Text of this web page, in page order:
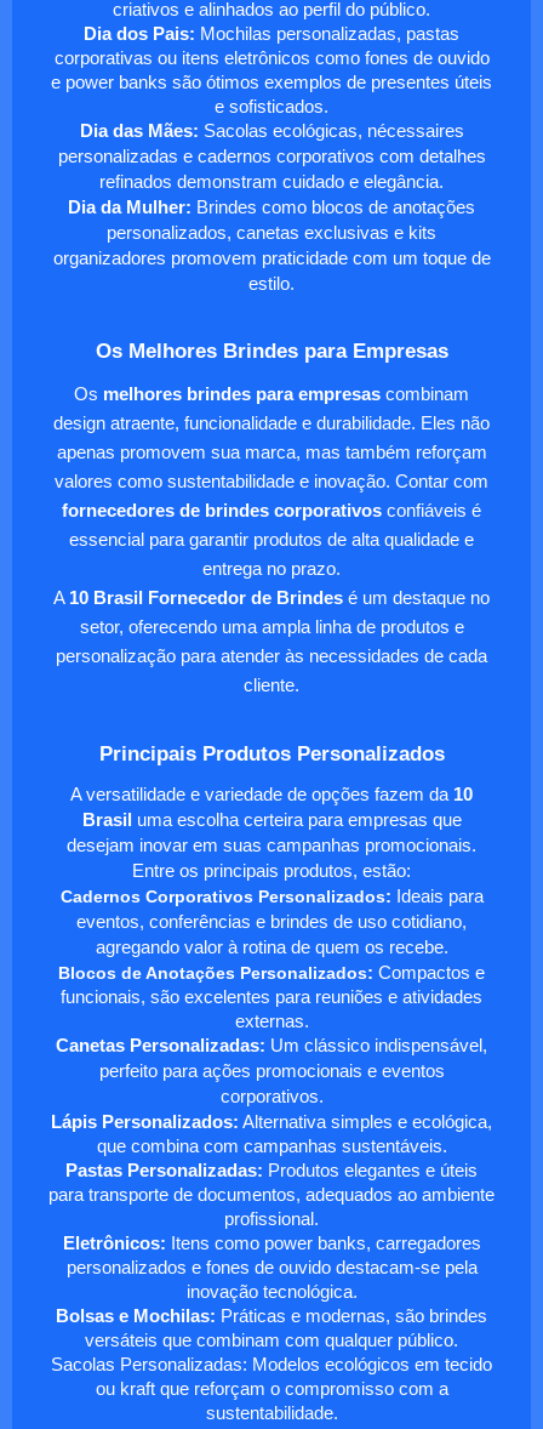
criativos e alinhados ao perfil do público.
Dia dos Pais: Mochilas personalizadas, pastas
corporativas ou itens eletrônicos como fones de ouvido
e power banks são ótimos exemplos de presentes úteis
e sofisticados.
Dia das Mães: Sacolas ecológicas, nécessaires
personalizadas e cadernos corporativos com detalhes
refinados demonstram cuidado e elegância.
Dia da Mulher: Brindes como blocos de anotações
personalizados, canetas exclusivas e kits
organizadores promovem praticidade com um toque de
estilo.
Os Melhores Brindes para Empresas
Os melhores brindes para empresas combinam
design atraente, funcionalidade e durabilidade. Eles não
apenas promovem sua marca, mas também reforçam
valores como sustentabilidade e inovação. Contar com
fornecedores de brindes corporativos confiáveis é
essencial para garantir produtos de alta qualidade e
entrega no prazo.
A 10 Brasil Fornecedor de Brindes é um destaque no
setor, oferecendo uma ampla linha de produtos e
personalização para atender às necessidades de cada
cliente.
Principais Produtos Personalizados
A versatilidade e variedade de opções fazem da 10
Brasil uma escolha certeira para empresas que
desejam inovar em suas campanhas promocionais.
Entre os principais produtos, estão:
Cadernos Corporativos Personalizados: Ideais para
eventos, conferências e brindes de uso cotidiano,
agregando valor à rotina de quem os recebe.
Blocos de Anotações Personalizados: Compactos e
funcionais, são excelentes para reuniões e atividades
externas.
Canetas Personalizadas: Um clássico indispensável,
perfeito para ações promocionais e eventos
corporativos.
Lápis Personalizados: Alternativa simples e ecológica,
que combina com campanhas sustentáveis.
Pastas Personalizadas: Produtos elegantes e úteis
para transporte de documentos, adequados ao ambiente
profissional.
Eletrônicos: Itens como power banks, carregadores
personalizados e fones de ouvido destacam-se pela
inovação tecnológica.
Bolsas e Mochilas: Práticas e modernas, são brindes
versáteis que combinam com qualquer público.
Sacolas Personalizadas: Modelos ecológicos em tecido
ou kraft que reforçam o compromisso com a
sustentabilidade.